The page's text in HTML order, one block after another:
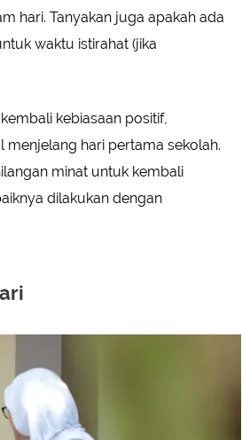
hari. Tanyakan juga apakah ada
waktu istirahat (jika
kebiasaan positif,
hari pertama sekolah.
minat untuk kembali
dilakukan dengan